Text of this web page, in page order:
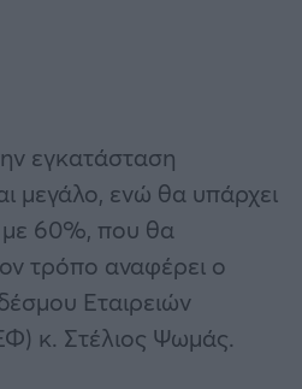
εγκατάσταση
μεγάλο, ενώ θα υπάρχει
με 60%, που θα
τρόπο αναφέρει ο
Εταιρειών
κ. Στέλιος Ψωμάς.